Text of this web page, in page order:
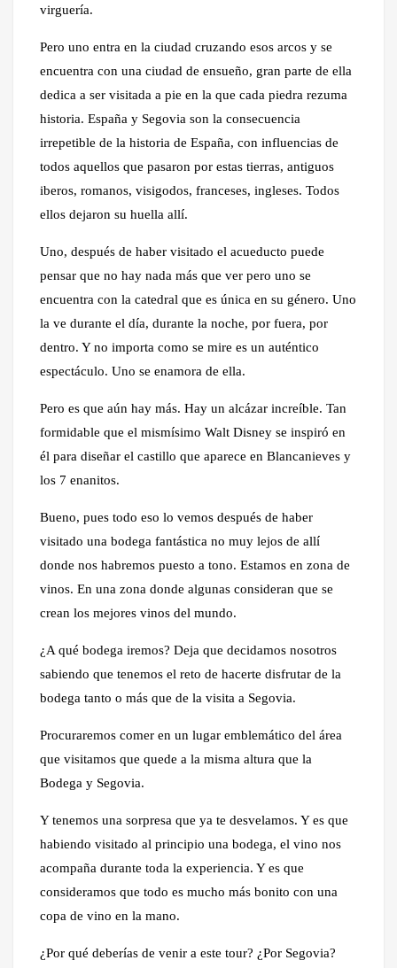
virguería.
Pero uno entra en la ciudad cruzando esos arcos y se
encuentra con una ciudad de ensueño, gran parte de ella
dedica a ser visitada a pie en la que cada piedra rezuma
historia. España y Segovia son la consecuencia
irrepetible de la historia de España, con influencias de
todos aquellos que pasaron por estas tierras, antiguos
iberos, romanos, visigodos, franceses, ingleses. Todos
ellos dejaron su huella allí.
Uno, después de haber visitado el acueducto puede
pensar que no hay nada más que ver pero uno se
encuentra con la catedral que es única en su género. Uno
la ve durante el día, durante la noche, por fuera, por
dentro. Y no importa como se mire es un auténtico
espectáculo. Uno se enamora de ella.
Pero es que aún hay más. Hay un alcázar increíble. Tan
formidable que el mismísimo Walt Disney se inspiró en
él para diseñar el castillo que aparece en Blancanieves y
los 7 enanitos.
Bueno, pues todo eso lo vemos después de haber
visitado una bodega fantástica no muy lejos de allí
donde nos habremos puesto a tono. Estamos en zona de
vinos. En una zona donde algunas consideran que se
crean los mejores vinos del mundo.
¿A qué bodega iremos? Deja que decidamos nosotros
sabiendo que tenemos el reto de hacerte disfrutar de la
bodega tanto o más que de la visita a Segovia.
Procuraremos comer en un lugar emblemático del área
que visitamos que quede a la misma altura que la
Bodega y Segovia.
Y tenemos una sorpresa que ya te desvelamos. Y es que
habiendo visitado al principio una bodega, el vino nos
acompaña durante toda la experiencia. Y es que
consideramos que todo es mucho más bonito con una
copa de vino en la mano.
¿Por qué deberías de venir a este tour? ¿Por Segovia?